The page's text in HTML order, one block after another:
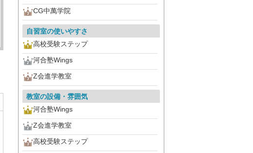
CG中萬学院
自習室の使いやすさ
高校受験ステップ
河合塾Wings
Z会進学教室
教室の設備・雰囲気
河合塾Wings
Z会進学教室
高校受験ステップ